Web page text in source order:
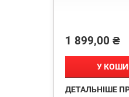
Ціна
1 899,00 ₴

У
ДЕТАЛЬНІШЕ